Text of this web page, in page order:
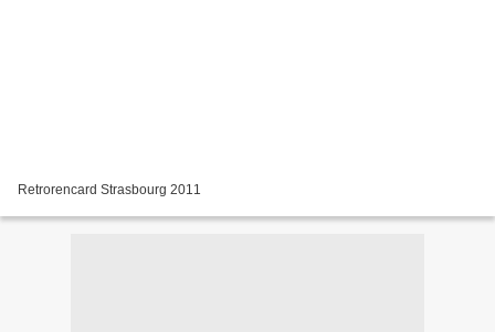
Retrorencard Strasbourg 2011